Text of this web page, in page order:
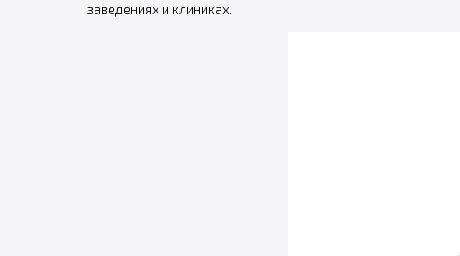
заведениях и клиниках.